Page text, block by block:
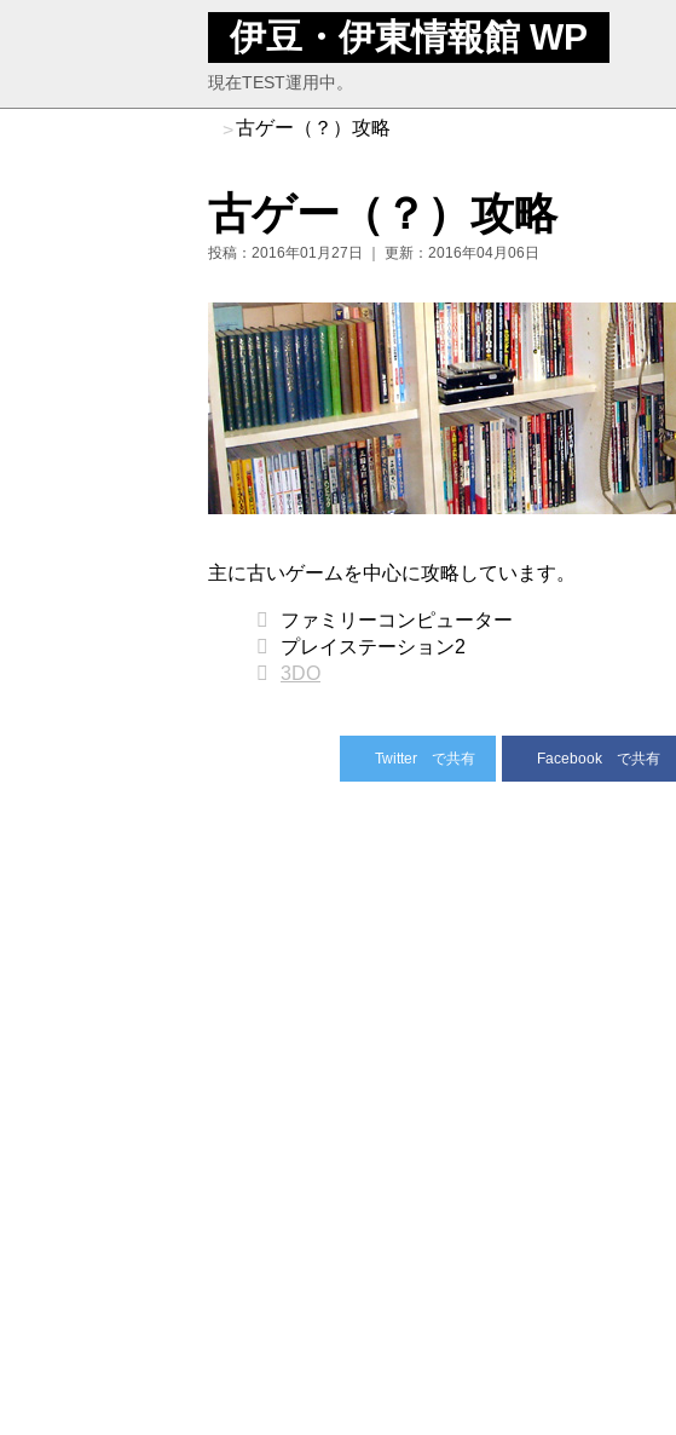
伊豆・伊東情報館 WP
現在TEST運用中。
古ゲー（？）攻略
古ゲー（？）攻略
投稿：2016年01月27日 更新：2016年04月06日
主に古いゲームを中心に攻略しています。
ファミリーコンピューター
プレイステーション2
3DO
Twitter で共有 Facebook で共有